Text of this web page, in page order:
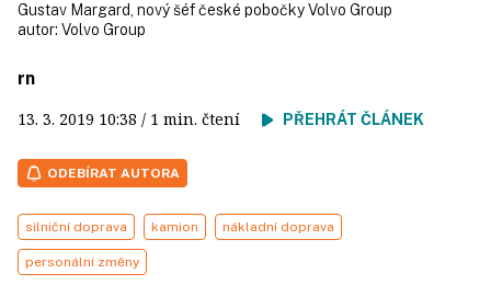
Gustav Margard, nový šéf české pobočky Volvo Group
autor: Volvo Group
rn
13. 3. 2019 10:38 / 1 min. čtení PŘEHRÁT ČLÁNEK
ODEBÍRAT AUTORA
silniční doprava kamion nákladní doprava
personální změny